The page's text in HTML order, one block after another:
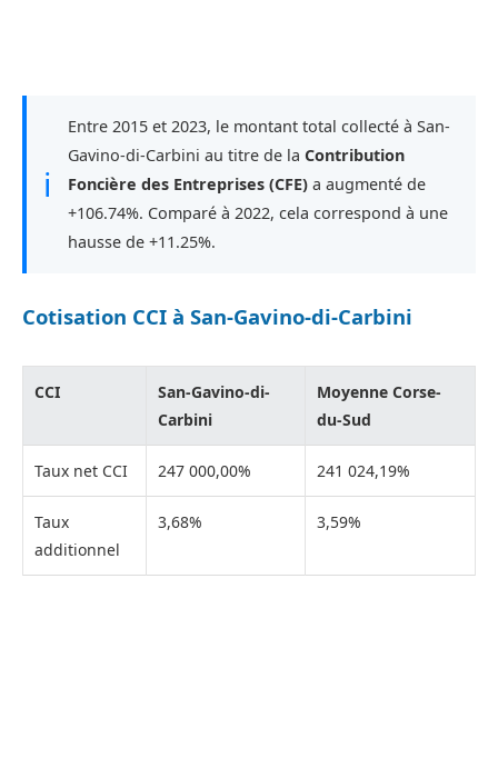
ℹ
Entre 2015 et 2023, le montant total collecté à San-
Gavino-di-Carbini au titre de la Contribution
Foncière des Entreprises (CFE) a augmenté de
+106.74%. Comparé à 2022, cela correspond à une
hausse de +11.25%.
Cotisation CCI à San-Gavino-di-Carbini
CCI
San-Gavino-di-
Carbini
Moyenne Corse-
du-Sud
Taux net CCI 247 000,00% 241 024,19%
Taux
additionnel
3,68% 3,59%